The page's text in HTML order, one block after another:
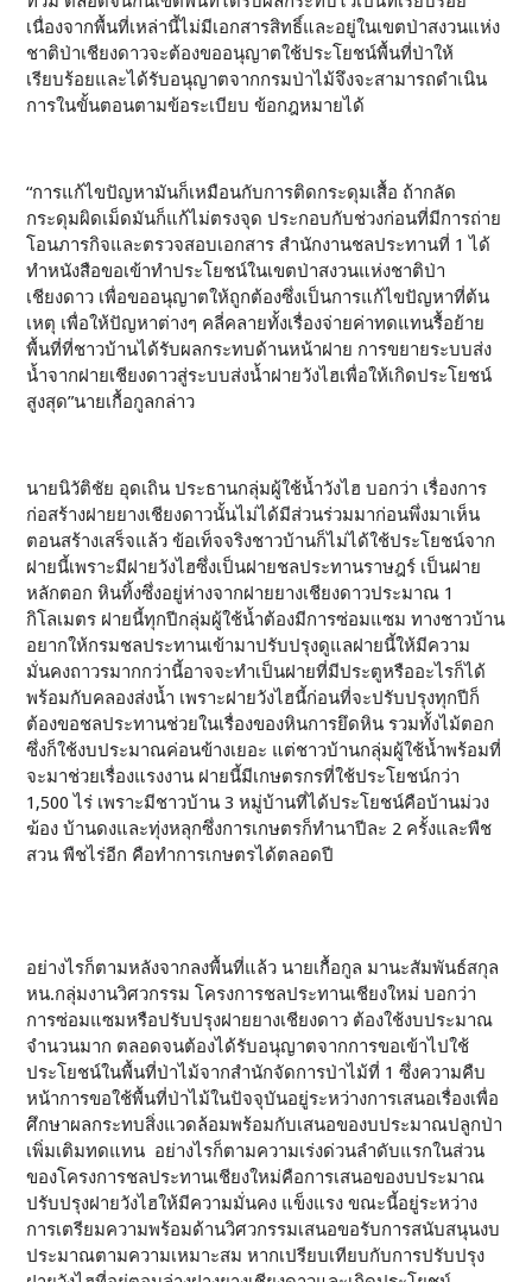
เนื่องจากพื้นที่เหล่านี้ไม่มีเอกสารสิทธิ์และอยู่ในเขตป่าสงวนแห่ง
ชาติป่าเชียงดาวจะต้องขออนุญาตใช้ประโยชน์พื้นที่ป่าให้
เรียบร้อยและได้รับอนุญาตจากกรมป่าไม้จึงจะสามารถดำเนิน
การในขั้นตอนตามข้อระเบียบ ข้อกฎหมายได้
“การแก้ไขปัญหามันก็เหมือนกับการติดกระดุมเสื้อ ถ้ากลัด
กระดุมผิดเม็ดมันก็แก้ไม่ตรงจุด ประกอบกับช่วงก่อนที่มีการถ่าย
โอนภารกิจและตรวจสอบเอกสาร สำนักงานชลประทานที่ 1 ได้
ทำหนังสือขอเข้าทำประโยชน์ในเขตป่าสงวนแห่งชาติป่า
เชียงดาว เพื่อขออนุญาตให้ถูกต้องซึ่งเป็นการแก้ไขปัญหาที่ต้น
เหตุ เพื่อให้ปัญหาต่างๆ คลี่คลายทั้งเรื่องจ่ายค่าทดแทนรื้อย้าย
พื้นที่ที่ชาวบ้านได้รับผลกระทบด้านหน้าฝาย การขยายระบบส่ง
น้ำจากฝายเชียงดาวสู่ระบบส่งน้ำฝายวังไฮเพื่อให้เกิดประโยชน์
สูงสุด”นายเกื้อกูลกล่าว
นายนิวัติชัย อุดเถิน ประธานกลุ่มผู้ใช้น้ำวังไฮ บอกว่า เรื่องการ
ก่อสร้างฝายยางเชียงดาวนั้นไม่ได้มีส่วนร่วมมาก่อนพึ่งมาเห็น
ตอนสร้างเสร็จแล้ว ข้อเท็จจริงชาวบ้านก็ไม่ได้ใช้ประโยชน์จาก
ฝายนี้เพราะมีฝายวังไฮซึ่งเป็นฝายชลประทานราษฎร์ เป็นฝาย
หลักตอก หินทิ้งซึ่งอยู่ห่างจากฝายยางเชียงดาวประมาณ 1
กิโลเมตร ฝายนี้ทุกปีกลุ่มผู้ใช้น้ำต้องมีการซ่อมแซม ทางชาวบ้าน
อยากให้กรมชลประทานเข้ามาปรับปรุงดูแลฝายนี้ให้มีความ
มั่นคงถาวรมากกว่านี้อาจจะทำเป็นฝายที่มีประตูหรืออะไรก็ได้
พร้อมกับคลองส่งน้ำ เพราะฝายวังไฮนี้ก่อนที่จะปรับปรุงทุกปีก็
ต้องขอชลประทานช่วยในเรื่องของหินการยึดหิน รวมทั้งไม้ตอก
ซึ่งก็ใช้งบประมาณค่อนข้างเยอะ แต่ชาวบ้านกลุ่มผู้ใช้น้ำพร้อมที่
จะมาช่วยเรื่องแรงงาน ฝายนี้มีเกษตรกรที่ใช้ประโยชน์กว่า
1,500 ไร่ เพราะมีชาวบ้าน 3 หมู่บ้านที่ได้ประโยชน์คือบ้านม่วง
ฆ้อง บ้านดงและทุ่งหลุกซึ่งการเกษตรก็ทำนาปีละ 2 ครั้งและพืช
สวน พืชไร่อีก คือทำการเกษตรได้ตลอดปี
อย่างไรก็ตามหลังจากลงพื้นที่แล้ว นายเกื้อกูล มานะสัมพันธ์สกุล
หน.กลุ่มงานวิศวกรรม โครงการชลประทานเชียงใหม่ บอกว่า
การซ่อมแซมหรือปรับปรุงฝายยางเชียงดาว ต้องใช้งบประมาณ
จำนวนมาก ตลอดจนต้องได้รับอนุญาตจากการขอเข้าไปใช้
ประโยชน์ในพื้นที่ป่าไม้จากสำนักจัดการป่าไม้ที่ 1 ซึ่งความคืบ
หน้าการขอใช้พื้นที่ป่าไม้ในปัจจุบันอยู่ระหว่างการเสนอเรื่องเพื่อ
ศึกษาผลกระทบสิ่งแวดล้อมพร้อมกับเสนอของบประมาณปลูกป่า
เพิ่มเติมทดแทน อย่างไรก็ตามความเร่งด่วนลำดับแรกในส่วน
ของโครงการชลประทานเชียงใหม่คือการเสนอของบประมาณ
ปรับปรุงฝายวังไฮให้มีความมั่นคง แข็งแรง ขณะนี้อยู่ระหว่าง
การเตรียมความพร้อมด้านวิศวกรรมเสนอขอรับการสนับสนุนงบ
ประมาณตามความเหมาะสม หากเปรียบเทียบกับการปรับปรุง